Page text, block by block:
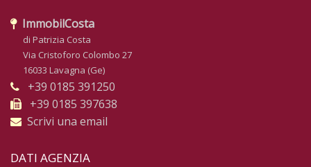
ImmobilCosta
di Patrizia Costa
Via Cristoforo Colombo 27
16033 Lavagna (Ge)
+39 0185 391250
+39 0185 397638
Scrivi una email
DATI AGENZIA